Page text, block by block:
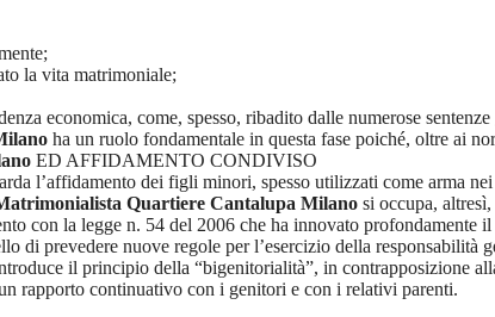
la vita matrimoniale;
economica, come, spesso, ribadito dalle numerose
ha un ruolo fondamentale in questa fase poiché, oltre ai
ED AFFIDAMENTO CONDIVISO
l’affidamento dei figli minori, spesso utilizzati come arma
Quartiere Cantalupa Milano si occupa,
con la legge n. 54 del 2006 che ha innovato profondamente il
di prevedere nuove regole per l’esercizio della responsabilità
il principio della “bigenitorialità”, in contrapposizione
rapporto continuativo con i genitori e con i relativi parenti.